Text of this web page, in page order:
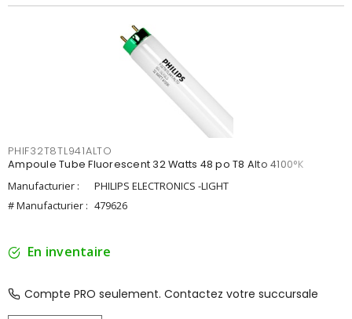
PHIF32T8TL941ALTO
Ampoule Tube Fluorescent 32 Watts 48 po T8 Alto 4100°K
Manufacturier :
PHILIPS ELECTRONICS -LIGHT
# Manufacturier : 479626
En inventaire
Compte PRO seulement. Contactez votre succursale